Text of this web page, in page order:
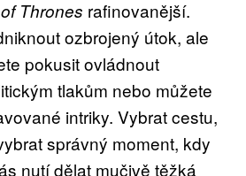
Thrones rafinovanější.
ozbrojený útok, ale
pokusit ovládnout
tlakům nebo můžete
intriky. Vybrat cestu,
správný moment, kdy
nutí dělat mučivě těžká